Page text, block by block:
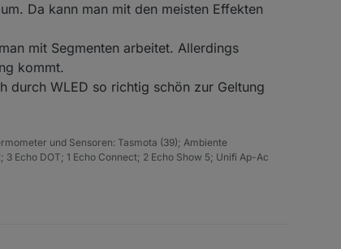
Da kann man mit den meisten Effekten
mit Segmenten arbeitet. Allerdings
kommt.
durch WLED so richtig schön zur Geltung
und Sensoren: Tasmota (39); Ambiente
Echo DOT; 1 Echo Connect; 2 Echo Show 5; Unifi Ap-Ac